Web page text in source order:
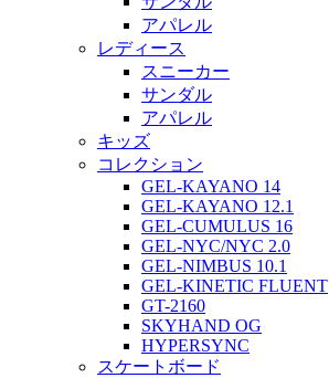
アパレル
レディース
スニーカー
サンダル
アパレル
キッズ
コレクション
GEL-KAYANO 14
GEL-KAYANO 12.1
GEL-CUMULUS 16
GEL-NYC/NYC 2.0
GEL-NIMBUS 10.1
GEL-KINETIC FLUENT
GT-2160
SKYHAND OG
HYPERSYNC
スケートボード